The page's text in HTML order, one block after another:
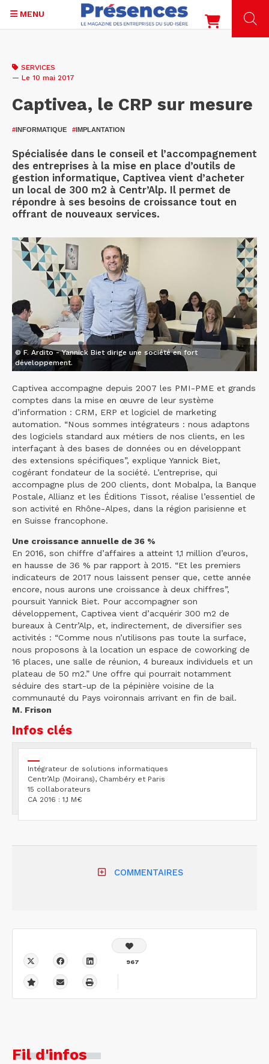
contenu
MENU
SERVICES
— Le 10 mai 2017
Captivea, le CRP sur mesure
#INFORMATIQUE #IMPLANTATION
Spécialisée dans le conseil et l’accompagnement
des entreprises à la mise en place d’outils de
gestion informatique, Captivea vient d’acheter
un local de 300 m2 à Centr’Alp. Il permet de
répondre à ses besoins de croissance tout en
offrant de nouveaux services.
© F. Ardito - Yannick Biet dirige une société en fort
développement.
Captivea accompagne depuis 2007 les PMI-PME et grands
comptes dans la mise en œuvre de leur système
d’information : CRM, ERP et logiciel de marketing
automation. “Nous sommes intégrateurs : nous adaptons
des logiciels standard aux métiers de nos clients, en les
interfaçant à des bases de données ou en développant
des extensions spécifiques”, explique Yannick Biet,
cogérant fondateur de la société. L’entreprise, qui
accompagne plus de 200 clients, dont Mobalpa, la Banque
Postale, Allianz et les Éditions Tissot, réalise l’essentiel de
son activité en Rhône-Alpes, dans la région parisienne et
en Suisse francophone.
Une croissance annuelle de 36 %
En 2016, son chiffre d’affaires a atteint 1,1 million d’euros,
en hausse de 36 % par rapport à 2015. “Et les premiers
indicateurs de 2017 nous laissent penser que, cette année
encore, nous aurons une croissance à deux chiffres”,
poursuit Yannick Biet. Pour accompagner son
développement, Captivea vient d’acquérir 300 m2 de
bureaux à Centr’Alp, et, indirectement, de diversifier ses
activités : “Comme nous n’utilisons pas toute la surface,
nous proposons à la location un espace de coworking de
16 places, une salle de réunion, 4 bureaux individuels et un
plateau de 50 m2.” Une offre qui pourrait notamment
séduire des start-up de la pépinière voisine de la
communauté du Pays voironnais arrivant en fin de bail.
M. Frison
Infos clés
Intégrateur de solutions informatiques
Centr’Alp (Moirans), Chambéry et Paris
15 collaborateurs
CA 2016 : 1,1 M€
COMMENTAIRES
967
Fil d'infos